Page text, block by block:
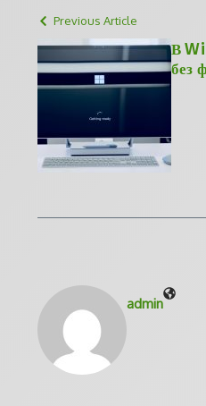
Previous Article
В
без
admin